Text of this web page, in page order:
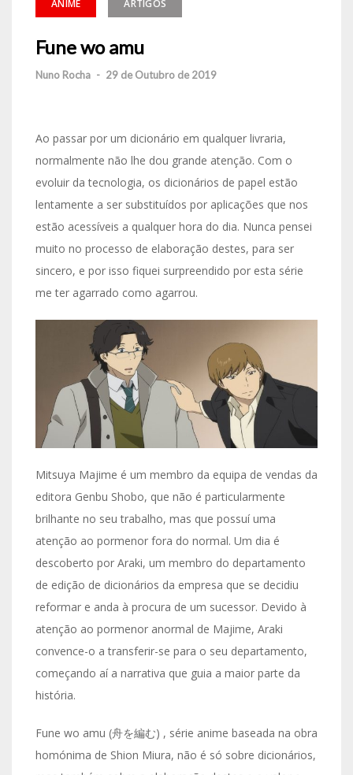
ANIME ARTIGOS
Fune wo amu
Nuno Rocha - 29 de Outubro de 2019
Ao passar por um dicionário em qualquer livraria,
normalmente não lhe dou grande atenção. Com o
evoluir da tecnologia, os dicionários de papel estão
lentamente a ser substituídos por aplicações que nos
estão acessíveis a qualquer hora do dia. Nunca pensei
muito no processo de elaboração destes, para ser
sincero, e por isso fiquei surpreendido por esta série
me ter agarrado como agarrou.
Mitsuya Majime é um membro da equipa de vendas da
editora Genbu Shobo, que não é particularmente
brilhante no seu trabalho, mas que possuí uma
atenção ao pormenor fora do normal. Um dia é
descoberto por Araki, um membro do departamento
de edição de dicionários da empresa que se decidiu
reformar e anda à procura de um sucessor. Devido à
atenção ao pormenor anormal de Majime, Araki
convence-o a transferir-se para o seu departamento,
começando aí a narrativa que guia a maior parte da
história.
Fune wo amu (舟を編む) , série anime baseada na obra
homónima de Shion Miura, não é só sobre dicionários,